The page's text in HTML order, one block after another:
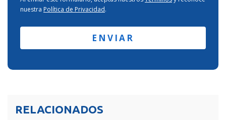
nuestra Política de Privacidad.
RELACIONADOS